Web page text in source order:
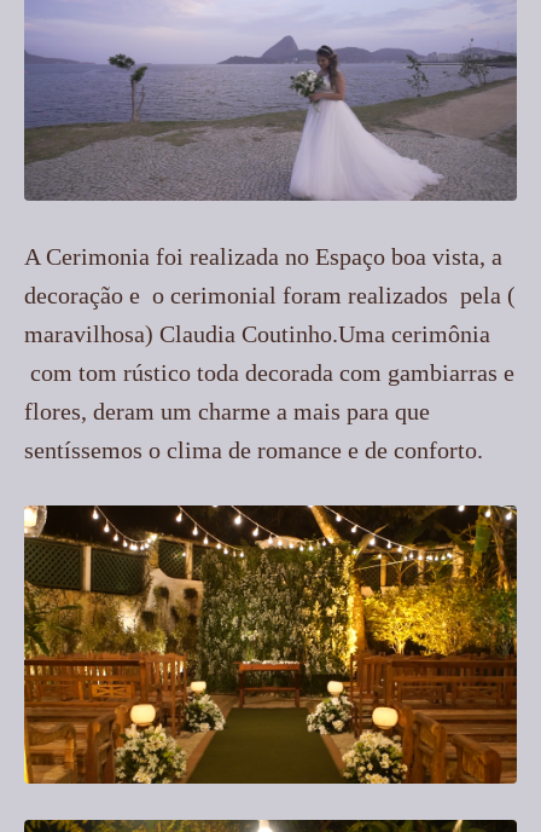
A Cerimonia foi realizada no Espaço boa vista, a
decoração e o cerimonial foram realizados pela (
maravilhosa) Claudia Coutinho.Uma cerimônia
com tom rústico toda decorada com gambiarras e
flores, deram um charme a mais para que
sentíssemos o clima de romance e de conforto.